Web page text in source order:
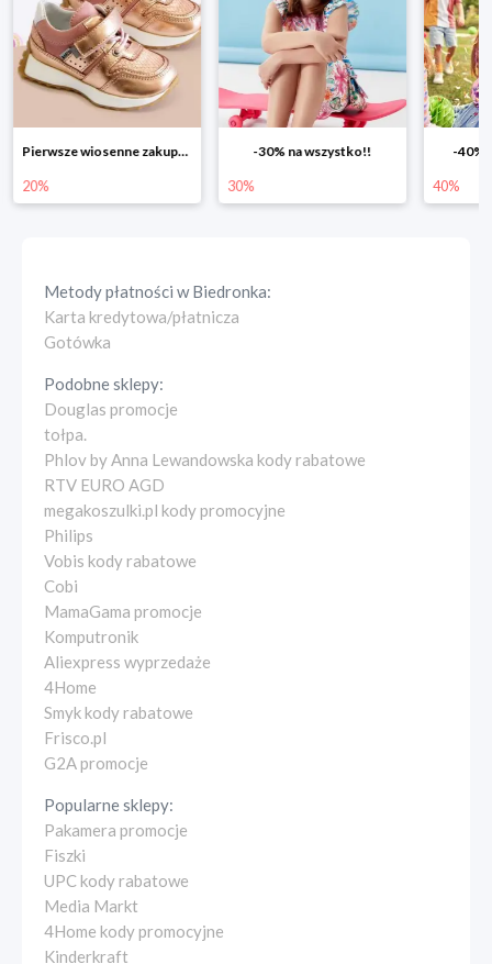
Pierwsze wiosenne zakupy -20%
20%
-30% na wszystko!!
30%
-40%
40%
Metody płatności wBiedronka:
Karta kredytowa/płatnicza
Gotówka
Podobne sklepy:
Douglas promocje
tołpa.
Phlov by Anna Lewandowska kody rabatowe
RTV EURO AGD
megakoszulki.pl kody promocyjne
Philips
Vobis kody rabatowe
Cobi
MamaGama promocje
Komputronik
Aliexpress wyprzedaże
4Home
Smyk kody rabatowe
Frisco.pl
G2A promocje
Popularne sklepy:
Pakamera promocje
Fiszki
UPC kody rabatowe
Media Markt
4Home kody promocyjne
Kinderkraft